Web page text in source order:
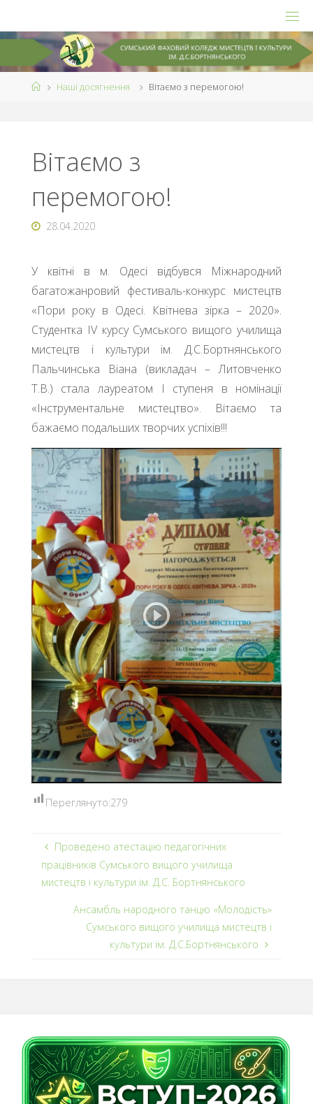
content
HomeНаші досягнення Вітаємо з перемогою!
Вітаємо з
перемогою!
28.04.2020
У квітні в м. Одесі відбувся Міжнародний
багатожанровий фестиваль-конкурс мистецтв
«Пори року в Одесі. Квітнева зірка – 2020».
Студентка IV курсу Сумського вищого училища
мистецтв і культури ім. Д.С.Бортнянського
Пальчинська Віана (викладач – Литовченко
Т.В.) стала лауреатом І ступеня в номінації
«Інструментальне мистецтво». Вітаємо та
бажаємо подальших творчих успіхів!!!
Переглянуто:279
Проведено атестацію педагогічних
працівників Сумського вищого училища
мистецтв і культури ім. Д.С. Бортнянського
Ансамбль народного танцю «Молодість»
Сумського вищого училища мистецтв і
культури ім. Д.С.Бортнянського